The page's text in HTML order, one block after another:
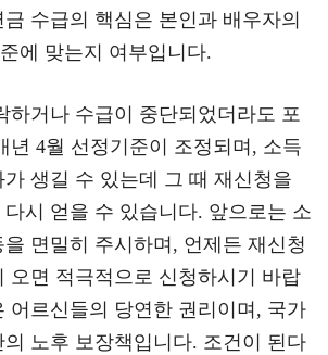
수급의 핵심은 본인과 배우자의
에 맞는지 여부입니다.
하거나 수급이 중단되었더라도 포
년 4월 선정기준이 조정되며, 소득
생길 수 있는데 그 때 재신청을
시 얻을 수 있습니다. 앞으로는 소
면밀히 주시하며, 언제든 재신청
오면 적극적으로 신청하시기 바랍
어르신들의 당연한 권리이며, 국가
노후 보장책입니다. 조건이 된다